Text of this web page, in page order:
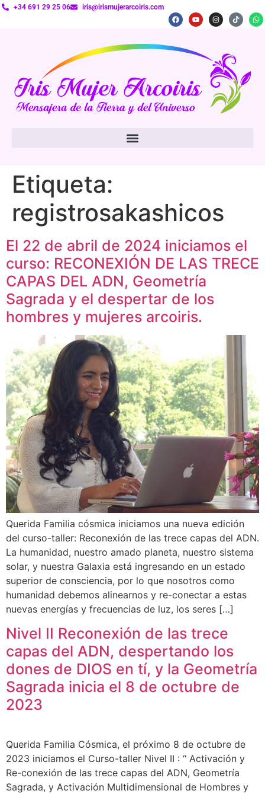
+34 691 29 25 06 iris@irismujerarcoiris.com
Etiqueta:
registrosakashicos
El 22 de abril de 2024 iniciamos el
curso: RECONEXIÓN DE LAS TRECE
CAPAS DEL ADN, Geometría
Sagrada y el despertar de los
hombres y mujeres arcoiris.
Querida Familia cósmica iniciamos una nueva edición
del curso-taller: Reconexión de las trece capas del ADN.
La humanidad, nuestro amado planeta, nuestro sistema
solar, y nuestra Galaxia está ingresando en un estado
superior de consciencia, por lo que nosotros como
humanidad debemos alinearnos y re-conectar a estas
nuevas energías y frecuencias de luz, los seres […]
Nivel II Reconexión de las trece
capas del ADN, despertando los
dones de DIOS en tí, y la Geometría
Sagrada inicia el 8 de octubre de
2023
Querida Familia Cósmica, el próximo 8 de octubre de
2023 iniciamos el Curso-taller Nivel II : “ Activación y
Re-conexión de las trece capas del ADN, Geometría
Sagrada, y Activación Multidimensional de Hombres y